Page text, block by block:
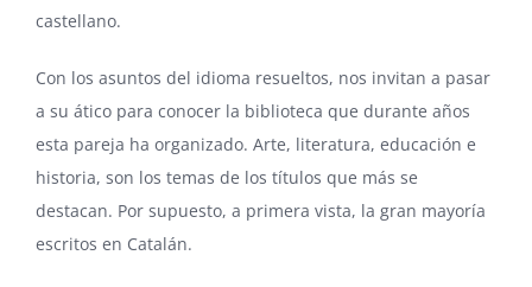
castellano.
Con los asuntos del idioma resueltos, nos invitan a pasar
a su ático para conocer la biblioteca que durante años
esta pareja ha organizado. Arte, literatura, educación e
historia, son los temas de los títulos que más se
destacan. Por supuesto, a primera vista, la gran mayoría
escritos en Catalán.